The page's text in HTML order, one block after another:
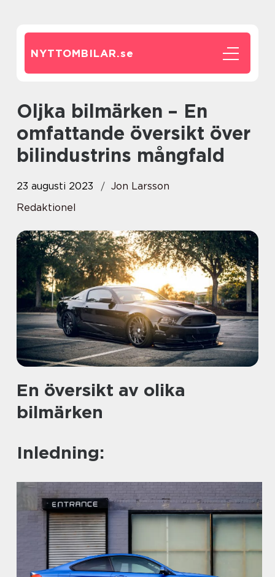
NYTTOMBILAR.se
Oljka bilmärken – En
omfattande översikt över
bilindustrins mångfald
23 augusti 2023
Jon Larsson
Redaktionel
En översikt av olika
bilmärken
Inledning: